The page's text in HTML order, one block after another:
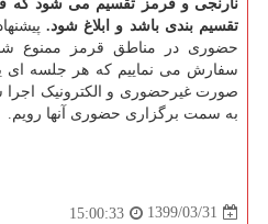
نارنجی و قرمز تقسیم می شود که
تقسیم بندی باشد و ابلاغ شود.
حضوری در مناطق قرمز ممنوع
سفارش می نماییم که هر جلسه ای
صورت غیرحضوری و الکترونیک اجرا
به سمت برگزاری حضوری آنها رویم.
1399/03/31
15:00:33